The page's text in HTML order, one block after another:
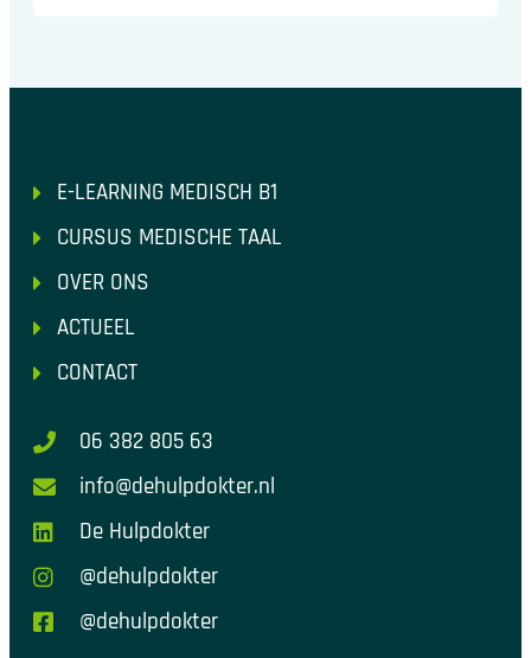
E-LEARNING MEDISCH B1
CURSUS MEDISCHE TAAL
OVER ONS
ACTUEEL
CONTACT
06 382 805 63
info@dehulpdokter.nl
De Hulpdokter
@dehulpdokter
@dehulpdokter